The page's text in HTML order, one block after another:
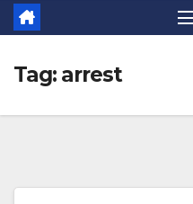
Tag: arrest